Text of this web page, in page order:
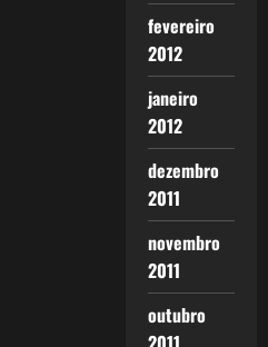
fevereiro
2012
janeiro
2012
dezembro
2011
novembro
2011
outubro